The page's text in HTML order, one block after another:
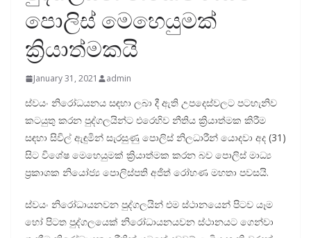
පොලිස් මෙහෙයුමක්
ක්‍රියාත්මකයි
January 31, 2021 admin
ස්වයං නිරෝධයනය සඳහා ලබා දී ඇති උපදෙස්වලට පටහැනිව
කටයුතු කරන පුද්ගලයින්ට එරෙහිව නීතිය ක්‍රියාත්මක කිරීම
සඳහා සිවිල් ඇඳුමින් සැරසුණු පොලිස් නිලධාරීන් යොදවා අද (31)
සිට විශේෂ මෙහෙයුමක් ක්‍රියාත්මක කරන බව පොලිස් මාධ්‍ය
ප්‍රකාශක නියෝජ්‍ය පොලිස්පති අජිත් රෝහණ මහතා පවසයි.
ස්වයං නිරෝධායනවන පුද්ගලයින් එම ස්ථානයෙන් පිටව යෑම
හෝ පිටත පුද්ගලයෙක් නිරෝධායනයවන ස්ථානයට ගෙන්වා